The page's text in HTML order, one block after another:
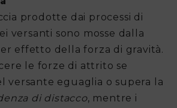
prodotte dai processi di
versanti sono mosse dalla
effetto della forza di gravità.
le forze di attrito se
versante eguaglia o supera la
di distacco, mentre i